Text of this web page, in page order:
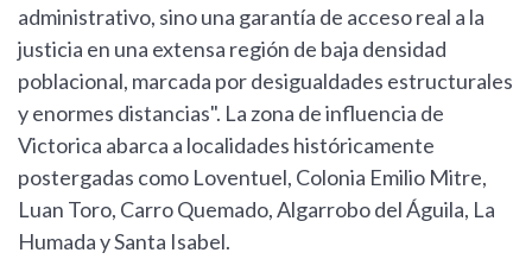
administrativo, sino una garantía de acceso real a la
justicia en una extensa región de baja densidad
poblacional, marcada por desigualdades estructurales
y enormes distancias". La zona de influencia de
Victorica abarca a localidades históricamente
postergadas como Loventuel, Colonia Emilio Mitre,
Luan Toro, Carro Quemado, Algarrobo del Águila, La
Humada y Santa Isabel.